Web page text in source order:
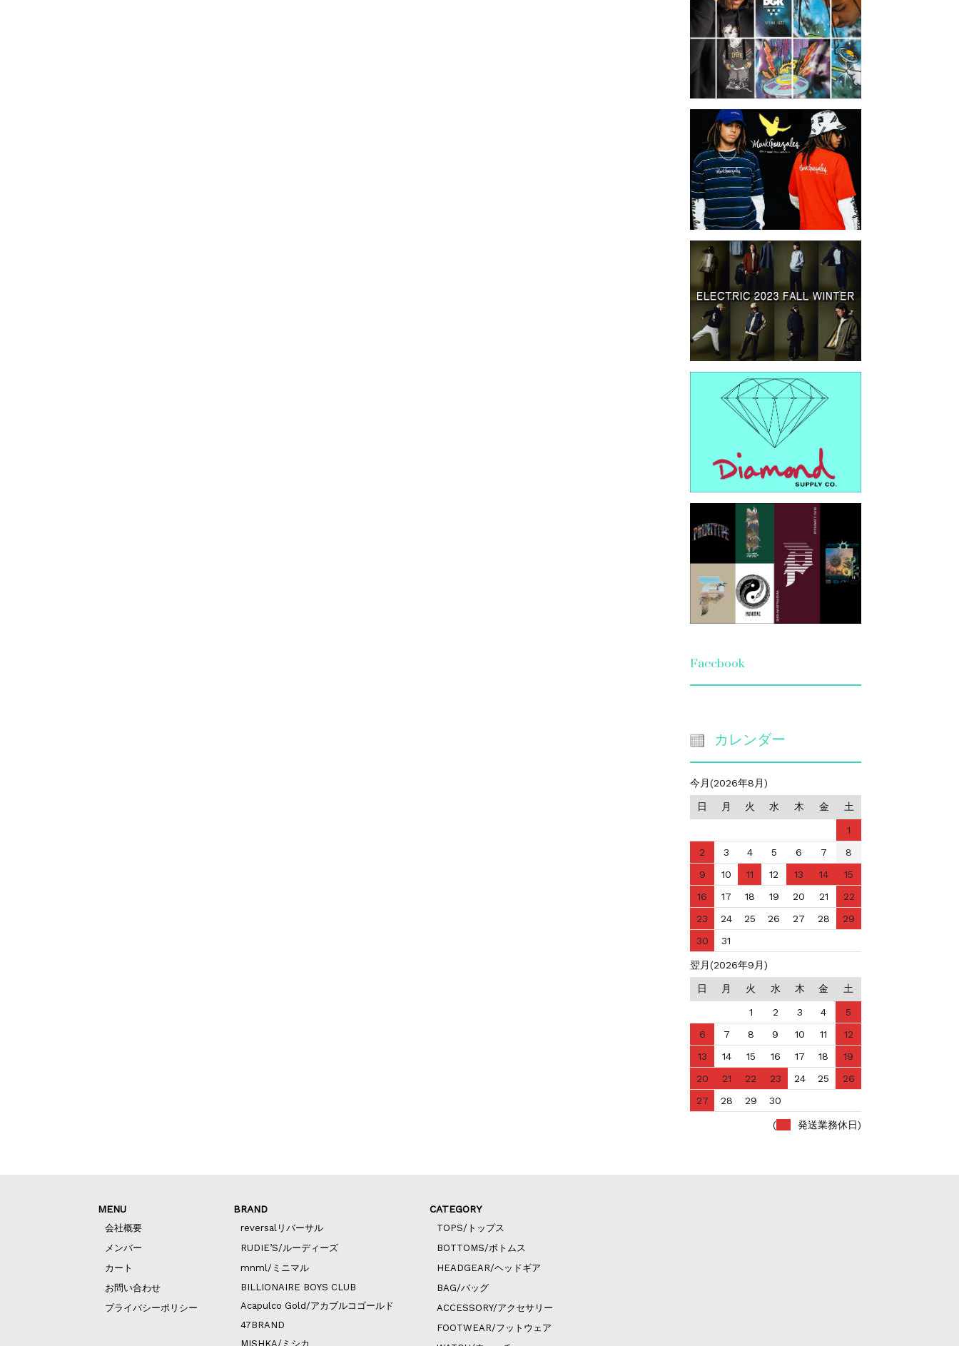
Facebook
カレンダー
今月(2026年8月)
日 月 火 水 木 金 土
1
2
3 4 5 6 7
8
9
10 11 12 13 14
15
16
17 18 19 20 21
22
23
24 25 26 27 28
29
30
31
翌月(2026年9月)
日 月 火 水 木 金 土
1 2 3 4
5
6
7 8 9 10 11
12
13
14 15 16 17 18
19
20
21 22 23 24 25
26
27
28 29 30
( 発送業務休日)
MENU
会社概要
メンバー
カート
お問い合わせ
プライバシーポリシー
BRAND
reversalリバーサル
RUDIE’S/ルーディーズ
mnml/ミニマル
BILLIONAIRE BOYS CLUB
Acapulco Gold/アカプルコゴールド
47BRAND
MISHKA/ミシカ
CATEGORY
TOPS/トップス
BOTTOMS/ボトムス
HEADGEAR/ヘッドギア
BAG/バッグ
ACCESSORY/アクセサリー
FOOTWEAR/フットウェア